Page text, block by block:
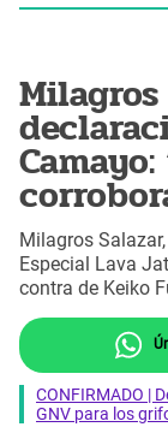
Milagros
Especial Lava
contra de Keiko
CONFIRMADO |
GNV para los